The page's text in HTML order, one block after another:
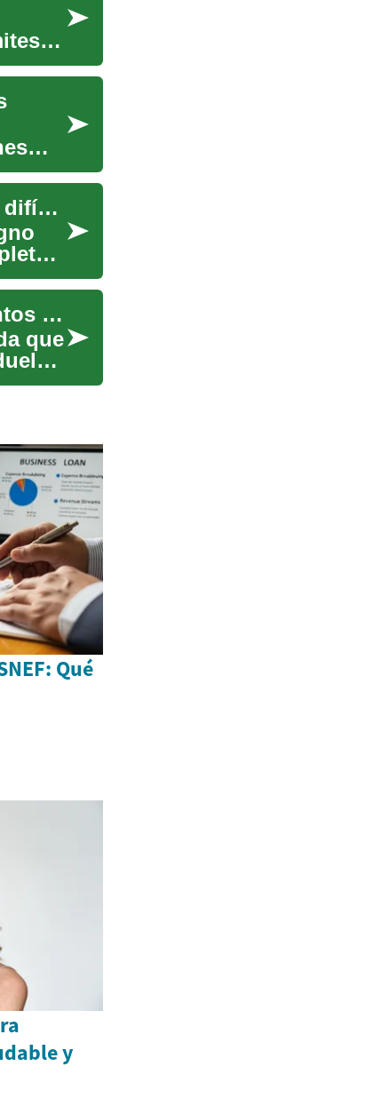
Servicios funerarios: guía práctica para momentos difíciles
Guía completa de servicios funerarios para momentos difíciles
que
Qué
y